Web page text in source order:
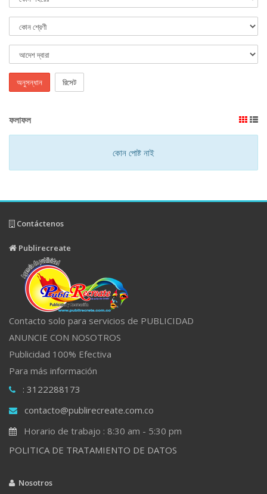
অনুসন্ধান রিসেট
ফলাফল
কোন পোষ্ট নাই
Contáctenos
Publirecreate
Contacto solo para servicios de PUBLICIDAD
ANUNCIE CON NOSOTROS
Publicidad 100% Efectiva
Para más información
: 3122288173
contacto@publirecreate.com.co
Horario de trabajo : 8:30 am - 5:30 pm
POLITICA DE TRATAMIENTO DE DATOS
Nosotros